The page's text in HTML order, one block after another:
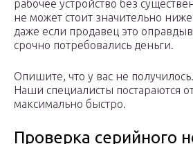
рабочее устройство без
не может стоит значительно
даже если продавец это
срочно потребовались деньги.
Опишите, что у вас не получилось.
Наши специалисты постараются
максимально быстро.
Проверка серийного